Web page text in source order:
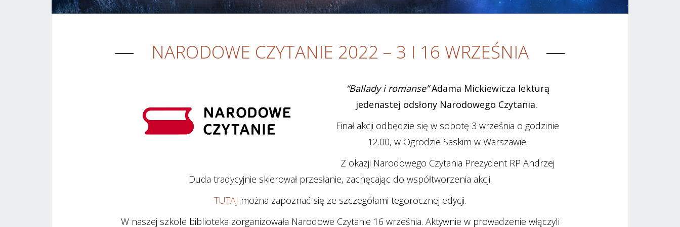
NARODOWE CZYTANIE 2022 – 3 I 16 WRZEŚNIA
“Ballady i romanse”Adama Mickiewicza lekturą
jedenastej odsłony Narodowego Czytania.
Finał akcji odbędzie się w sobotę 3 września o godzinie
12.00, w Ogrodzie Saskim w Warszawie.
Z okazji Narodowego Czytania Prezydent RP Andrzej
Duda tradycyjnie skierował przesłanie, zachęcając do współtworzenia akcji.
TUTAJ można zapoznać się ze szczegółami tegorocznej edycji.
W naszej szkole biblioteka zorganizowała Narodowe Czytanie 16 września. Aktywnie w prowadzenie włączyli